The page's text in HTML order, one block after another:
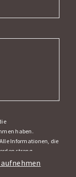
haben.
Informationen, die
streng
Ihre persönlichen
oder anderweitig